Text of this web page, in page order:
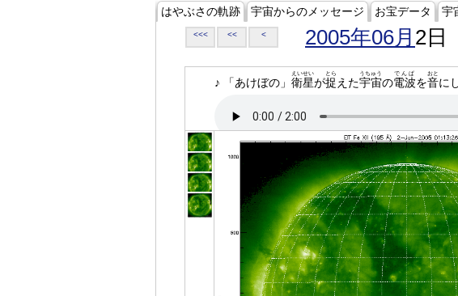
はやぶさの軌跡 宇宙からのメッセージ お宝データ 宇
<<< << < 2005年06月 2日
♪ 「あけぼの」 衛星
えいせい
が捉
とら
えた宇宙
うちゅう
の電波
でんぱ
を音
おと
に